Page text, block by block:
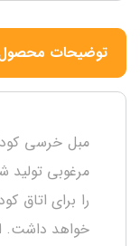
توضیحات
مرغوبی تولید
را برای اتاق
خواهد داشت.